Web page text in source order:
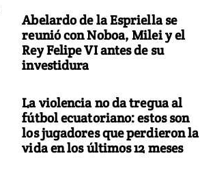
Abelardo de la Espriella se
reunió con Noboa, Milei y el
Rey Felipe VI antes de su
investidura
La violencia no da tregua al
fútbol ecuatoriano: estos son
los jugadores que perdieron la
vida en los últimos 12 meses